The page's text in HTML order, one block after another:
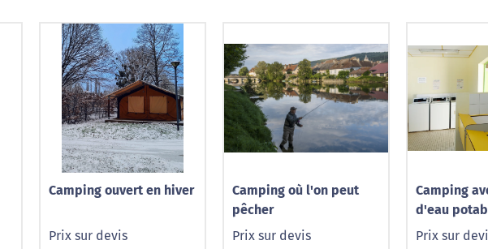
Camping ouvert en hiver
Prix sur devis
Camping où l'on peut
pêcher
Prix sur devis
Camping
d'eau
Prix sur